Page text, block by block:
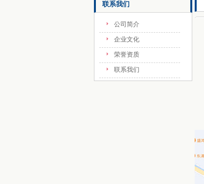
联系我们
公司简介
企业文化
荣誉资质
联系我们